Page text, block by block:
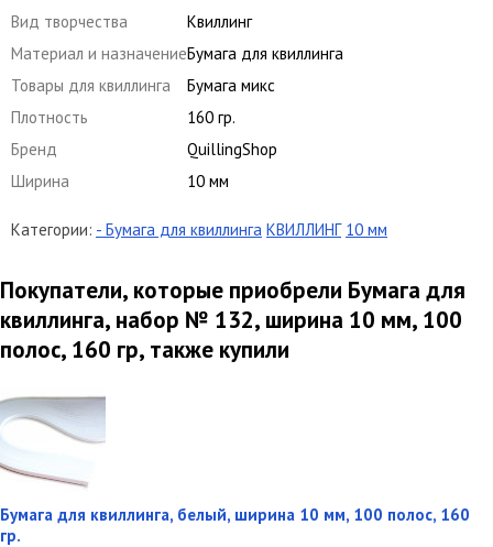
Вид творчества
Квиллинг
Материал и назначениеБумага для квиллинга
Товары для квиллинга
Бумага микс
Плотность
160 гр.
Бренд
QuillingShop
Ширина
10 мм
Категории: - Бумага для квиллинга КВИЛЛИНГ 10 мм
Покупатели, которые приобрели Бумага для
квиллинга, набор № 132, ширина 10 мм, 100
полос, 160 гр, также купили
Бумага для квиллинга, белый, ширина 10 мм, 100 полос, 160
гр.